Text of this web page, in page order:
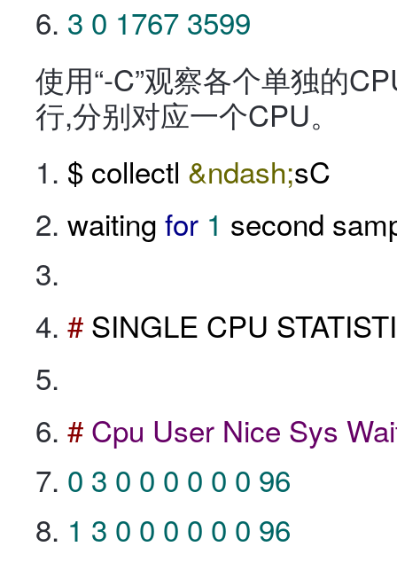
3 0 1767 3599
使用“-C”观察各个单独的
行,分别对应一个CPU。
$ collectl &ndash;sC
waiting for 1 second
# SINGLE CPU
# Cpu User Nice Sys
0 3 0 0 0 0 0 0 96
1 3 0 0 0 0 0 0 96